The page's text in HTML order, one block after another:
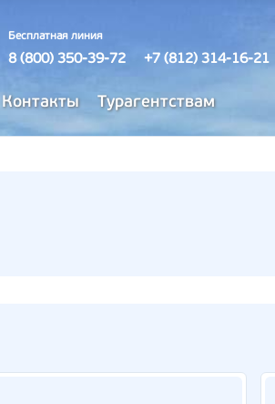
Бесплатная линия
8 (800) 350-39-72 +7 (812) 314-16-21
Контакты Турагентствам